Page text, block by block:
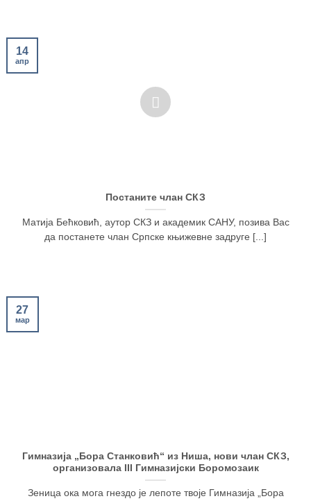
Постаните члан СКЗ
Матија Бећковић, аутор СКЗ и академик САНУ, позива Вас
да постанете члан Српске књижевне задруге [...]
14
апр
Гимназија „Бора Станковић“ из Ниша, нови члан СКЗ,
организовала III Гимназијски Боромозаик
Зеница ока мога гнездо је лепоте твоје Гимназија „Бора
27
мар